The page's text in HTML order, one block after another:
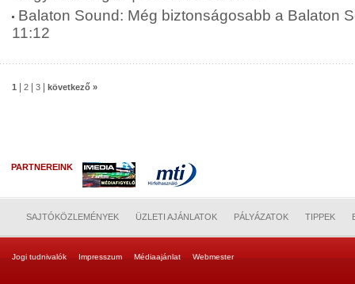
Balaton Sound: Még biztonságosabb a Balaton
11:12
1 2 3 következő »
PARTNEREINK
SAJTÓKÖZLEMÉNYEK ÜZLETI AJÁNLATOK PÁLYÁZATOK TIPPEK
Jogi tudnivalók Impresszum Médiaajánlat Webmester